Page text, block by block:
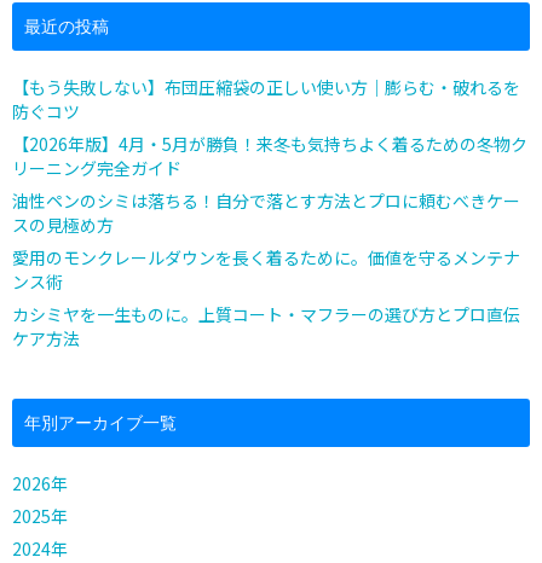
最近の投稿
【もう失敗しない】布団圧縮袋の正しい使い方｜膨らむ・破れるを
防ぐコツ
【2026年版】4月・5月が勝負！来冬も気持ちよく着るための冬物ク
リーニング完全ガイド
油性ペンのシミは落ちる！自分で落とす方法とプロに頼むべきケー
スの見極め方
愛用のモンクレールダウンを長く着るために。価値を守るメンテナ
ンス術
カシミヤを一生ものに。上質コート・マフラーの選び方とプロ直伝
ケア方法
年別アーカイブ一覧
2026年
2025年
2024年